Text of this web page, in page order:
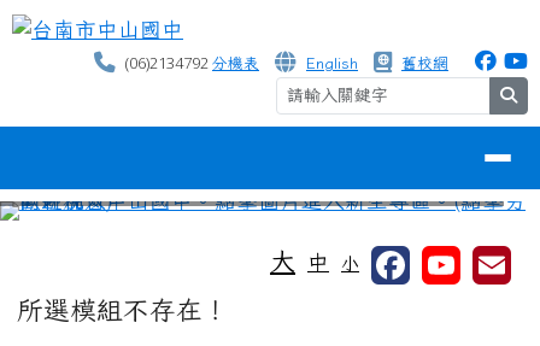
跳至主內容區
台南市中山國中
(06)2134792 分機表 English 舊校網
⏸
大 中 小
主內容區域
所選模組不存在！
頁尾區域